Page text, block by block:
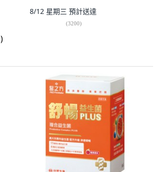
8/12 星期三 預計送達
(3200)